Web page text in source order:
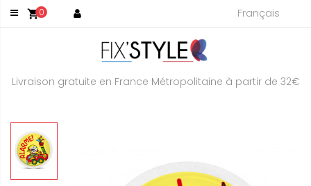
shopping_cart0 Français
Livraison gratuite en France Métropolitaine à partir de 32€